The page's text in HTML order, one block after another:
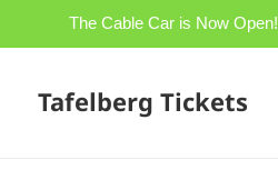
The Cable Car is Now Open!
Tafelberg Tickets